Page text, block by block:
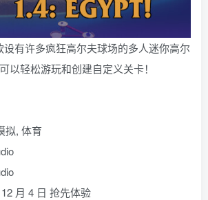
设有许多疯狂高尔夫球场的多人迷你高尔
以轻松游玩和创建自定义关卡！
拟, 体育
月 4 日 抢先体验